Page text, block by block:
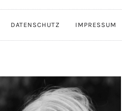
DATENSCHUTZ IMPRESSUM